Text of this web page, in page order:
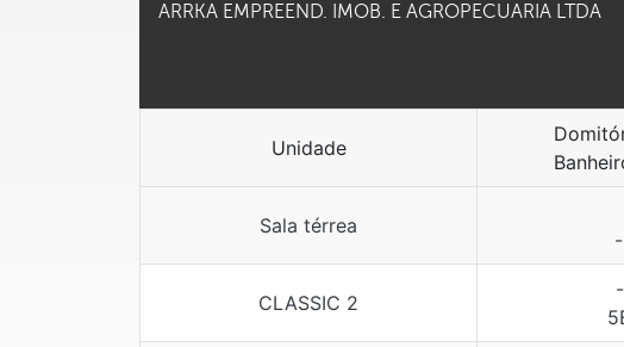
ARRKA EMPREEND. IMOB. E AGROPECUARIA LTDA
Unidade
Sala térrea
CLASSIC 2